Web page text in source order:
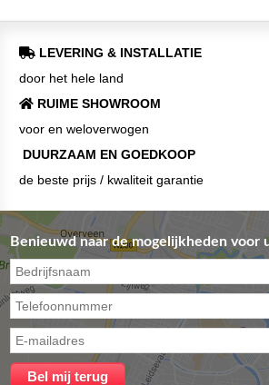
LEVERING & INSTALLATIE
door het hele land
RUIME SHOWROOM
voor en weloverwogen
DUURZAAM EN GOEDKOOP
de beste prijs / kwaliteit garantie
Benieuwd naar de mogelijkheden voor